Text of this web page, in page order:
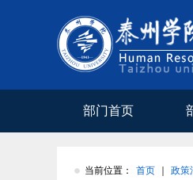
部门首页
当前位置： 首页 政策